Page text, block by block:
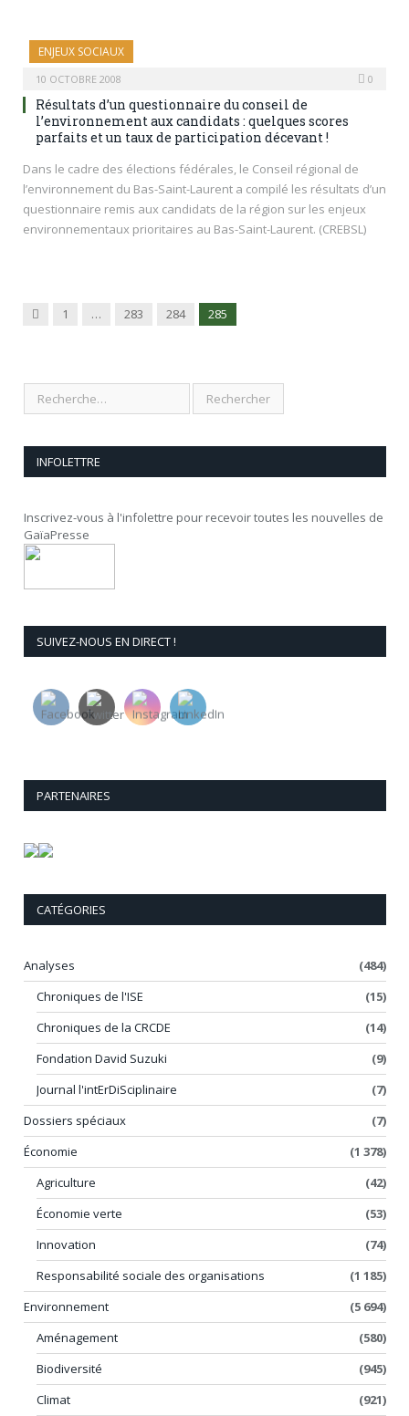
ENJEUX SOCIAUX
10 OCTOBRE 2008 0
Résultats d’un questionnaire du conseil de
l’environnement aux candidats : quelques scores
parfaits et un taux de participation décevant !
Dans le cadre des élections fédérales, le Conseil régional de
l’environnement du Bas-Saint-Laurent a compilé les résultats d’un
questionnaire remis aux candidats de la région sur les enjeux
environnementaux prioritaires au Bas-Saint-Laurent. (CREBSL)
Précédent
1 … 283 284 285
INFOLETTRE
Inscrivez-vous à l'infolettre pour recevoir toutes les nouvelles de
GaïaPresse
SUIVEZ-NOUS EN DIRECT !
PARTENAIRES
CATÉGORIES
Analyses
(484)
Chroniques de l'ISE
(15)
Chroniques de la CRCDE
(14)
Fondation David Suzuki
(9)
Journal l'intErDiSciplinaire
(7)
Dossiers spéciaux
(7)
Économie
(1 378)
Agriculture
(42)
Économie verte
(53)
Innovation
(74)
Responsabilité sociale des organisations
(1 185)
Environnement
(5 694)
Aménagement
(580)
Biodiversité
(945)
Climat
(921)